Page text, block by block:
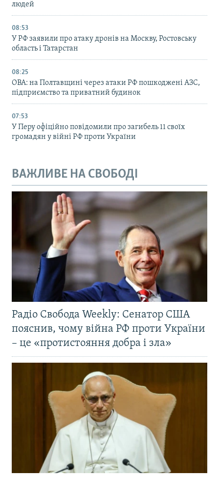
людей
08:53
У РФ заявили про атаку дронів на Москву, Ростовську
область і Татарстан
08:25
ОВА: на Полтавщині через атаки РФ пошкоджені АЗС,
підприємство та приватний будинок
07:53
У Перу офіційно повідомили про загибель 11 своїх
громадян у війні РФ проти України
ВАЖЛИВЕ НА СВОБОДІ
Радіо Свобода Weekly: Сенатор США
пояснив, чому війна РФ проти України
– це «протистояння добра і зла»